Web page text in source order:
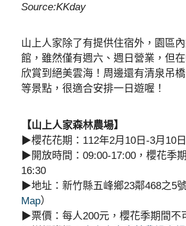
Source:KKday
山上人家除了有提供住宿外，園區
館，雖然僅有週六、週日營業，但
欣賞到絕美雲海！周邊還有清泉吊
等景點，很適合安排一日遊喔！
【山上人家森林農場】
▶︎櫻花花期：112年2月10日-3月10日
▶︎開放時間：09:00-17:00，櫻花季
16:30
▶︎地址：新竹縣五峰鄉23鄰468之5
Map）
▶︎票價：每人200元，櫻花季期間不